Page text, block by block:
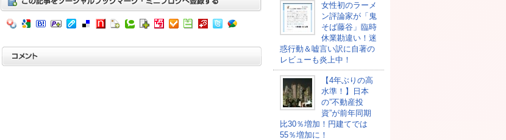
女性初のラーメ
ン評論家が「鬼
そば藤谷」臨時
休業勘違い！迷
惑行動＆嘘言い訳に自著の
レビューも炎上中！
【4年ぶりの高
水準！】日本
の”不動産投
資”が前年同期
比30％増加！円建てでは
55％増加に！